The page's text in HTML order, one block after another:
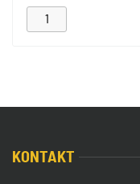
KONTAKT